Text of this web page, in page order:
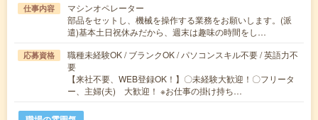
仕事内容
マシンオペレーター
部品をセットし、機械を操作する業務をお願いします。(派
遣)基本土日祝休みだから、週末は趣味の時間をし…
応募資格
職種未経験OK / ブランクOK / パソコンスキル不要 / 英語力不
要
【来社不要、WEB登録OK！】〇未経験大歓迎！〇フリータ
ー、主婦(夫) 大歓迎！ ※お仕事の掛け持ち…